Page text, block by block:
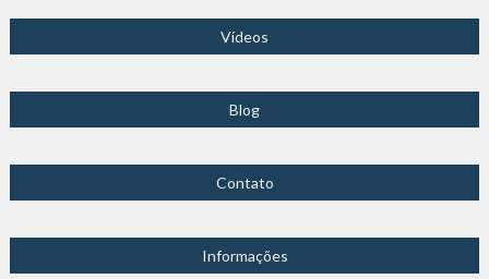
Vídeos
Blog
Contato
Informações